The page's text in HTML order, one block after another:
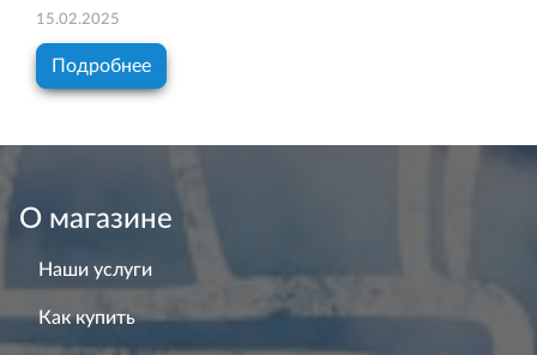
15.02.2025
Подробнее
О магазине
Наши услуги
Как купить